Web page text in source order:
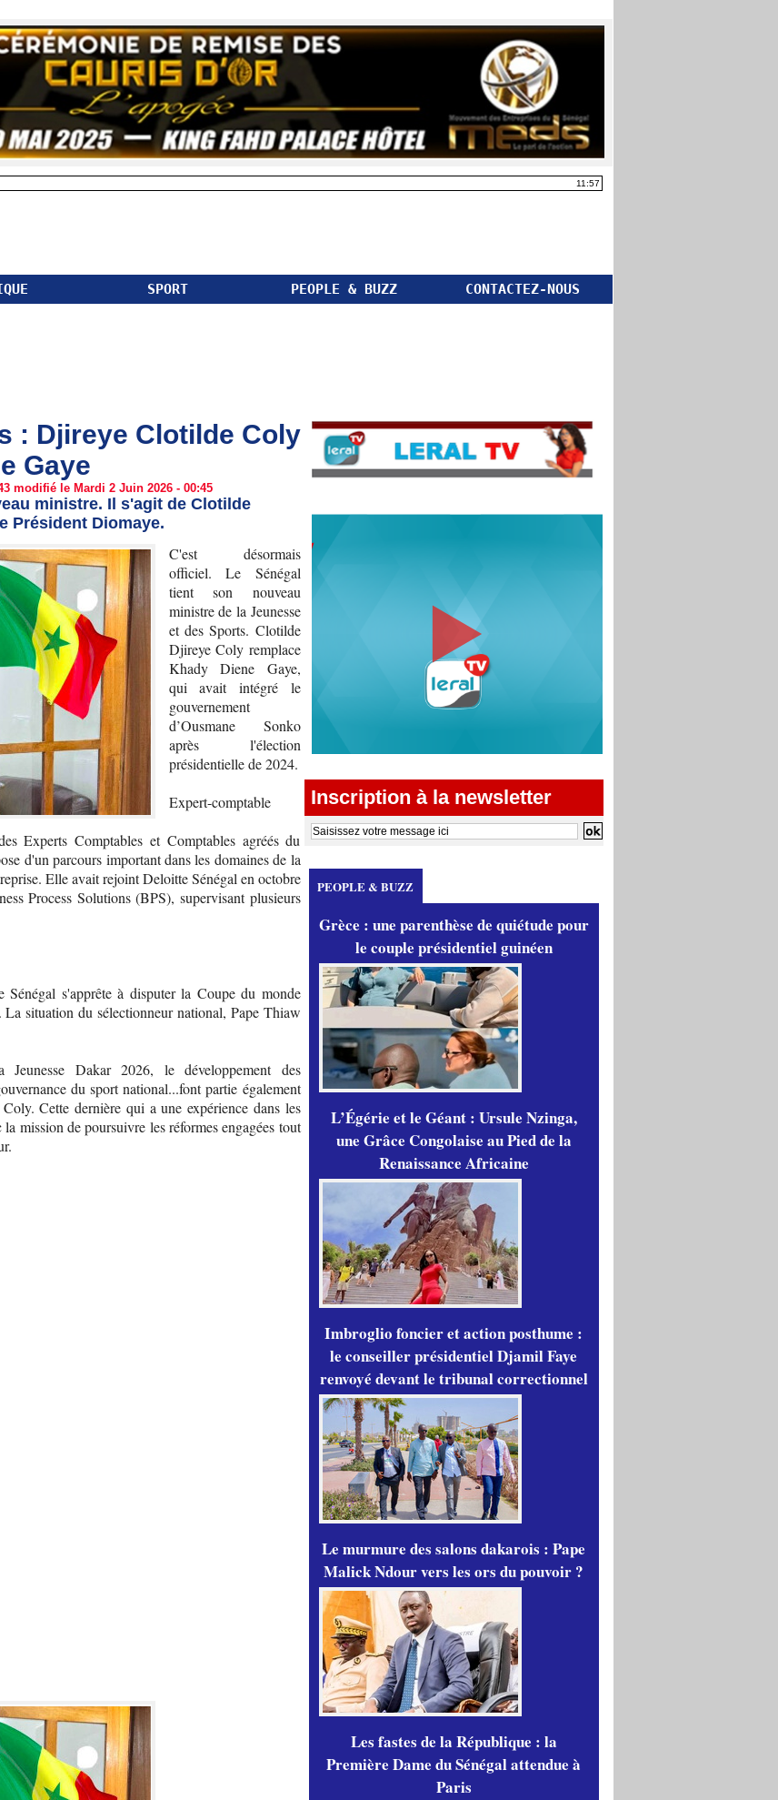
11:57
SPORT PEOPLE & BUZZ CONTACTEZ-NOUS
: Djireye Clotilde Coly
Gaye
modifié le Mardi 2 Juin 2026 - 00:45
ministre. Il s'agit de Clotilde
Président Diomaye.
C'est désormais
officiel. Le Sénégal
tient son nouveau
ministre de la Jeunesse
et des Sports. Clotilde
Djireye Coly remplace
Khady Diene Gaye,
qui avait intégré le
gouvernement
d’Ousmane Sonko
après l'élection
présidentielle de 2024.
Expert-comptable
Experts Comptables et Comptables agréés du
d'un parcours important dans les domaines de la
Elle avait rejoint Deloitte Sénégal en octobre
Process Solutions (BPS), supervisant plusieurs
s'apprête à disputer la Coupe du monde
situation du sélectionneur national, Pape Thiaw
Dakar 2026, le développement des
du sport national...font partie également
Cette dernière qui a une expérience dans les
mission de poursuivre les réformes engagées tout
Inscription à la newsletter
PEOPLE & BUZZ
Grèce : une parenthèse de quiétude pour
le couple présidentiel guinéen
L’Égérie et le Géant : Ursule Nzinga,
une Grâce Congolaise au Pied de la
Renaissance Africaine
Imbroglio foncier et action posthume :
le conseiller présidentiel Djamil Faye
renvoyé devant le tribunal correctionnel
Le murmure des salons dakarois : Pape
Malick Ndour vers les ors du pouvoir ?
Les fastes de la République : la
Première Dame du Sénégal attendue à
Paris